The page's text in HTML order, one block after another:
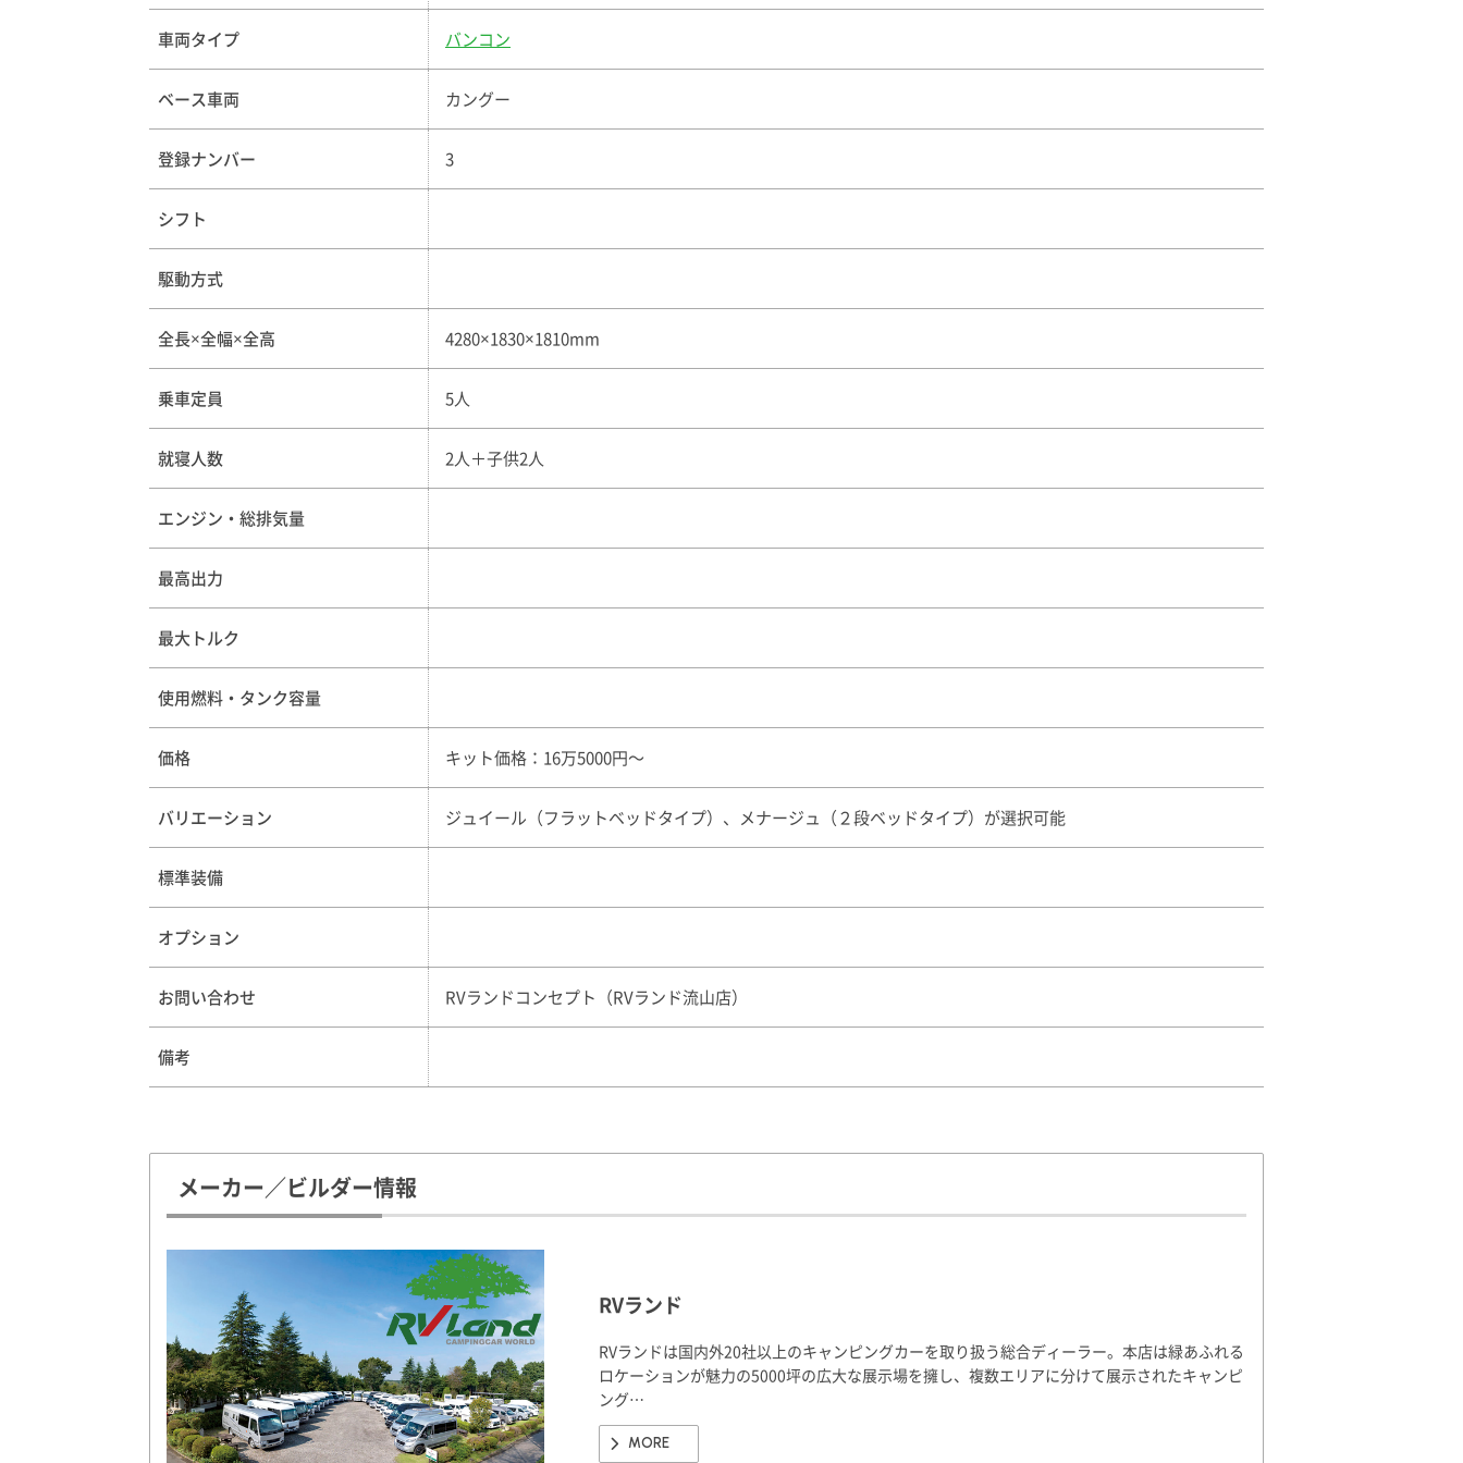
車両タイプ バンコン
ベース車両 カングー
登録ナンバー 3
シフト
駆動方式
全長×全幅×全高 4280×1830×1810mm
乗車定員 5人
就寝人数 2人＋子供2人
エンジン・総排気量
最高出力
最大トルク
使用燃料・タンク容量
価格 キット価格：16万5000円〜
バリエーション ジュイール（フラットベッドタイプ）、メナージュ（２段ベッドタイプ）が選択可能
標準装備
オプション
お問い合わせ RVランドコンセプト（RVランド流山店）
備考
メーカー／ビルダー情報
RVランド
RVランドは国内外20社以上のキャンピングカーを取り扱う総合ディーラー。本店は緑あふれる
ロケーションが魅力の5000坪の広大な展示場を擁し、複数エリアに分けて展示されたキャンピ
ング…
MORE